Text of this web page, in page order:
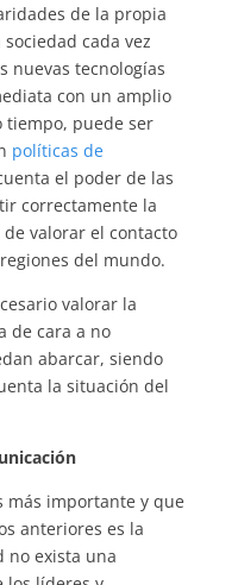
de la propia
cada vez
nuevas tecnologías
con un amplio
tiempo, puede ser
políticas de
el poder de las
correctamente la
valorar el contacto
del mundo.
valorar la
de cara a no
abarcar, siendo
la situación del
más importante y que
anteriores es la
no exista una